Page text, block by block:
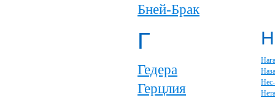
Бней-Брак
Г
Гедера
Герцлия
Н